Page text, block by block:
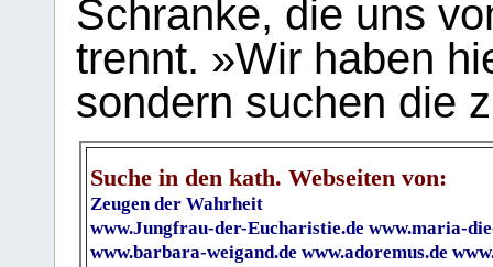
Schranke, die uns
trennt. »Wir haben
sondern suchen die
Suche in den kath. Webseiten von:
Zeugen der Wahrheit
www.Jungfrau-der-Eucharistie.de www.maria-
www.barbara-weigand.de www.adoremus.de